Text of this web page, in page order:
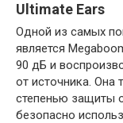
Ultimate Ears
Одной из самых
является
90 дБ и
от источника. Она
степенью защиты
безопасно